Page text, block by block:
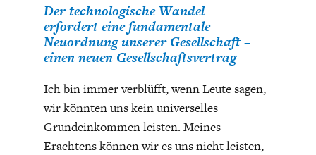
Der technologische Wandel
erfordert eine fundamentale
Neuordnung unserer Gesellschaft –
einen neuen Gesellschaftsvertrag
Ich bin immer verblüfft, wenn Leute sagen,
wir könnten uns kein universelles
Grundeinkommen leisten. Meines
Erachtens können wir es uns nicht leisten,